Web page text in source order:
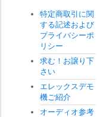
特定商取引に関
する記述および
プライバシーポ
リシー
求む！お譲り下
さい
エレックスデモ
機ご紹介
オーディオ参考